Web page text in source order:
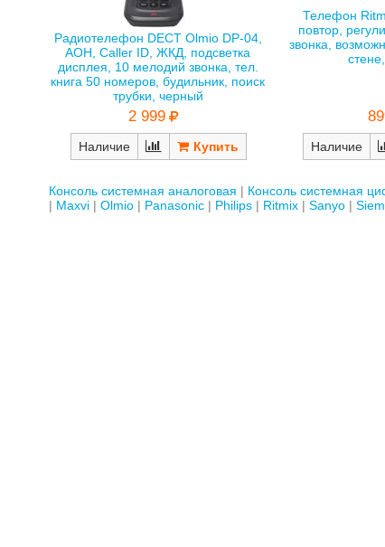
Радиотелефон DECT Olmio DP-04,
AOH, Caller ID, ЖКД, подсветка
дисплея, 10 мелодий звонка, тел.
книга 50 номеров, будильник, поиск
трубки, черный
2 999
Наличие
Телефон
повтор,
звонка,
Наличие
Консоль системная аналоговая Консоль системная
Maxvi
Olmio Panasonic Philips Ritmix Sanyo